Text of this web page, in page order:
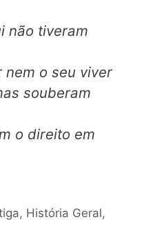
não tiveram
nem o seu viver
souberam
o direito em
, História Geral,